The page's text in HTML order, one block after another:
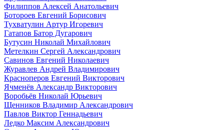
Филиппов Алексей Анатольевич
Ботороев Евгений Борисович
Тухватулин Артур Игоревич
Гатапов Батор Дугарович
Бутусин Николай Михайлович
Метелкин Сергей Александрович
Савинов Евгений Николаевич
Журавлев Андрей Владимирович
Красноперов Евгений Викторович
Ячменёв Александр Викторович
Воробьёв Николай Юрьевич
Щенников Владимир Александрович
Павлов Виктор Геннадьевич
Ледко Максим Александрович